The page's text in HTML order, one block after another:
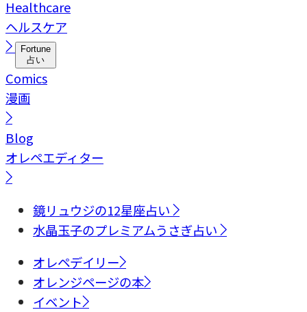
Healthcare
ヘルスケア
Fortune
占い
Comics
漫画
Blog
オレペエディター
鏡リュウジの12星座占い
水晶玉子のプレミアムうさぎ占い
オレペデイリー
オレンジページの本
イベント